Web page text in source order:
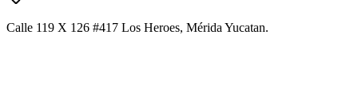
Calle 119 X 126 #417 Los Heroes, Mérida Yucatan.